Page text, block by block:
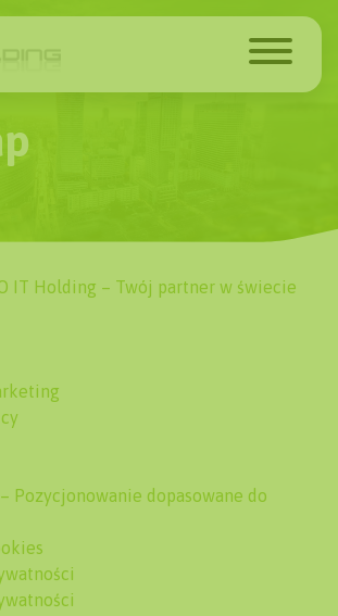
IT Holding – Twój partner w świecie
Pozycjonowanie dopasowane do